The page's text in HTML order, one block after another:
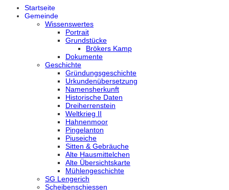
Startseite
Gemeinde
Wissenswertes
Portrait
Grundstücke
Brökers Kamp
Dokumente
Geschichte
Gründungsgeschichte
Urkundenübersetzung
Namensherkunft
Historische Daten
Dreiherrenstein
Weltkrieg II
Hahnenmoor
Pingelanton
Piuseiche
Sitten & Gebräuche
Alte Hausmittelchen
Alte Übersichtskarte
Mühlengeschichte
SG Lengerich
Scheibenschiessen